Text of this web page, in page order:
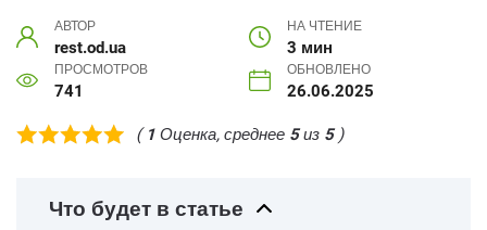
АВТОР
rest.od.ua
НА ЧТЕНИЕ
3 мин
ПРОСМОТРОВ
741
ОБНОВЛЕНО
26.06.2025
( 1 Оценка, среднее 5из 5)
Что будет в статье